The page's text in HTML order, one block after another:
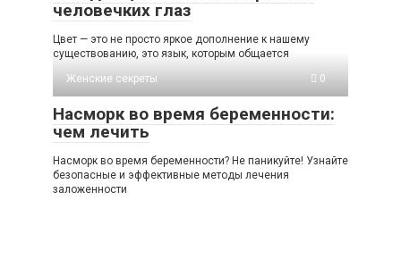
человечких глаз
Цвет — это не просто яркое дополнение к нашему
существованию, это язык, которым общается
Женские секреты
0
Насморк во время беременности:
чем лечить
Насморк во время беременности? Не паникуйте! Узнайте
безопасные и эффективные методы лечения
заложенности